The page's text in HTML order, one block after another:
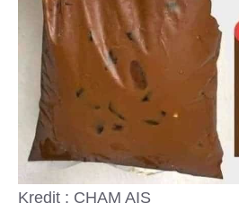
Kredit : CHAM AIS